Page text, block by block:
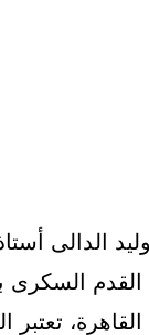
الدالى
القدم
تعتبر